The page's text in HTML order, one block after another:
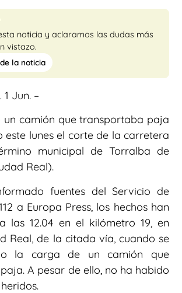
noticia y aclaramos las dudas más
vistazo.
la noticia
1 Jun. –
un camión que transportaba paja
este lunes el corte de la carretera
municipal de Torralba de
Real).
fuentes del Servicio de
a Europa Press, los hechos han
las 12.04 en el kilómetro 19, en
Real, de la citada vía, cuando se
la carga de un camión que
A pesar de ello, no ha habido